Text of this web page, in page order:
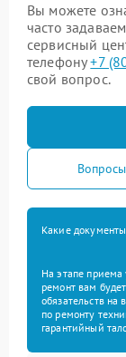
Вы можете
часто
сервисный
телефону+7
свой вопрос.
Какие
На этапе приема
ремонт вам
обязательств на
по ремонту
гарантийный